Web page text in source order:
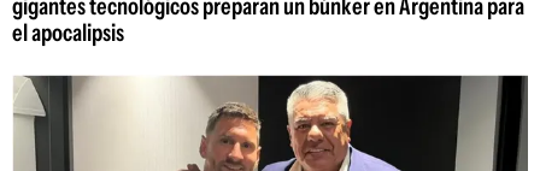
gigantes tecnológicos preparan un búnker en Argentina para
el apocalipsis